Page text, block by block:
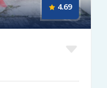
4.69